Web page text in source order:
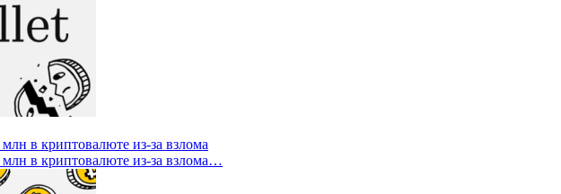
в криптовалюте из-за взлома
в криптовалюте из-за взлома…